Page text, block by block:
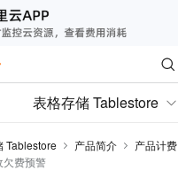
表格存储 Tablestore
Tablestore 产品简介 产品计费
欠费预警